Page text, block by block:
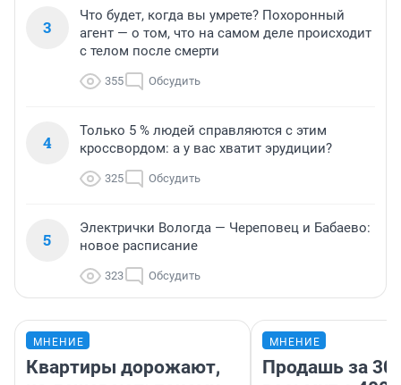
3
Что будет, когда вы умрете? Похоронный
агент — о том, что на самом деле происходит
с телом после смерти
355 Обсудить
4
Только 5 % людей справляются с этим
кроссвордом: а у вас хватит эрудиции?
325 Обсудить
5
Электрички Вологда — Череповец и Бабаево:
новое расписание
323 Обсудить
МНЕНИЕ
Квартиры дорожают,
МНЕНИЕ
Продашь за